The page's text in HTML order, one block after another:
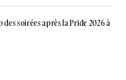
des soirées après la Pride 2026 à